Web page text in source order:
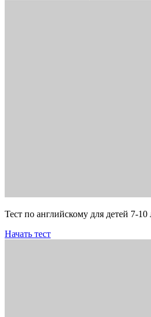
Тест по английскому для детей 7-10
Начать тест